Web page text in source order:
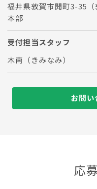
福井県敦賀市開町3-35
本部
受付担当スタッフ
木南（きみなみ）
お問い
応